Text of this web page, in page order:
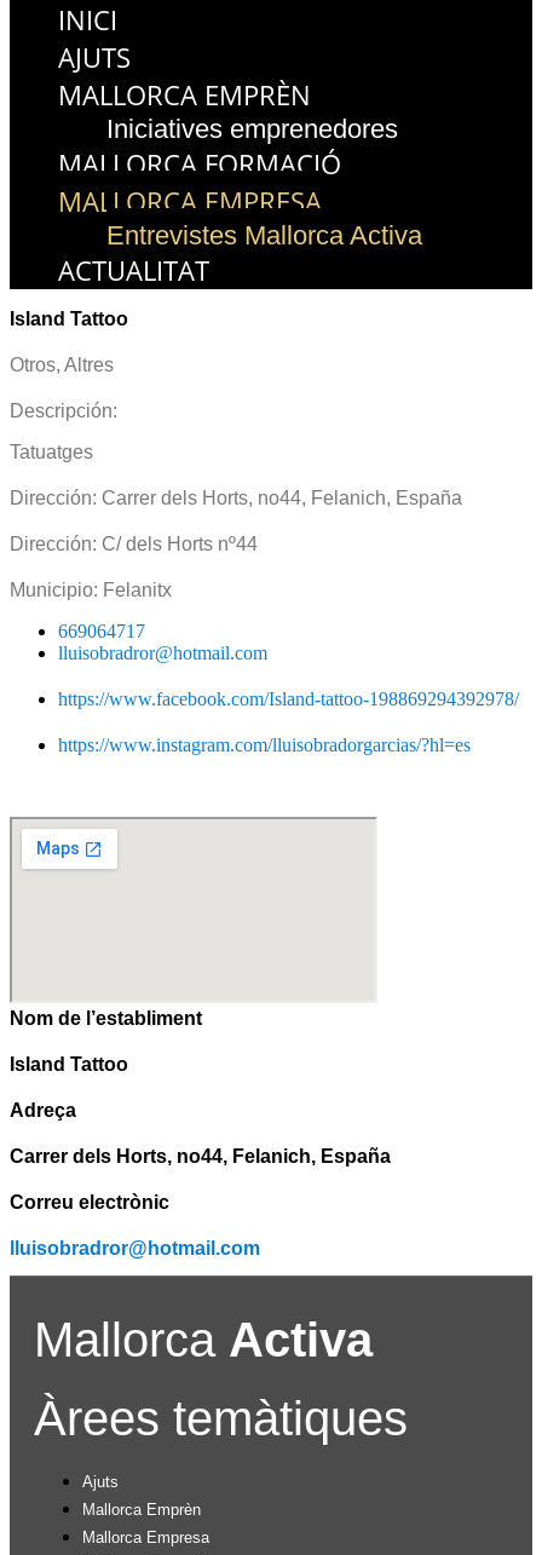
INICI
AJUTS
MALLORCA EMPRÈN
Iniciatives emprenedores
MALLORCA FORMACIÓ
MALLORCA EMPRESA
Entrevistes Mallorca Activa
ACTUALITAT
Island Tattoo
Otros, Altres
Descripción:
Tatuatges
Dirección: Carrer dels Horts, no44, Felanich, España
Dirección: C/ dels Horts nº44
Municipio: Felanitx
669064717
lluisobradror@hotmail.com
https://www.facebook.com/Island-tattoo-198869294392978/
https://www.instagram.com/lluisobradorgarcias/?hl=es
Nom de l’establiment
Island Tattoo
Adreça
Carrer dels Horts, no44, Felanich, España
Correu electrònic
lluisobradror@hotmail.com
Mallorca Activa
Àrees temàtiques
Ajuts
Mallorca Emprèn
Mallorca Empresa